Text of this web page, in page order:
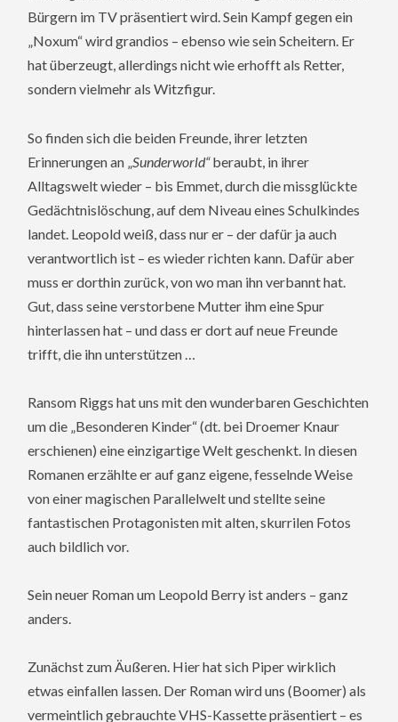
Bürgern im TV präsentiert wird. Sein Kampf gegen ein
„Noxum“ wird grandios – ebenso wie sein Scheitern. Er
hat überzeugt, allerdings nicht wie erhofft als Retter,
sondern vielmehr als Witzfigur.
So finden sich die beiden Freunde, ihrer letzten
Erinnerungen an „ Sunderworld“beraubt, in ihrer
Alltagswelt wieder – bis Emmet, durch die missglückte
Gedächtnislöschung, auf dem Niveau eines Schulkindes
landet. Leopold weiß, dass nur er – der dafür ja auch
verantwortlich ist – es wieder richten kann. Dafür aber
muss er dorthin zurück, von wo man ihn verbannt hat.
Gut, dass seine verstorbene Mutter ihm eine Spur
hinterlassen hat – und dass er dort auf neue Freunde
trifft, die ihn unterstützen …
Ransom Riggs hat uns mit den wunderbaren Geschichten
um die „Besonderen Kinder“ (dt. bei Droemer Knaur
erschienen) eine einzigartige Welt geschenkt. In diesen
Romanen erzählte er auf ganz eigene, fesselnde Weise
von einer magischen Parallelwelt und stellte seine
fantastischen Protagonisten mit alten, skurrilen Fotos
auch bildlich vor.
Sein neuer Roman um Leopold Berry ist anders – ganz
anders.
Zunächst zum Äußeren. Hier hat sich Piper wirklich
etwas einfallen lassen. Der Roman wird uns (Boomer) als
vermeintlich gebrauchte VHS-Kassette präsentiert – es